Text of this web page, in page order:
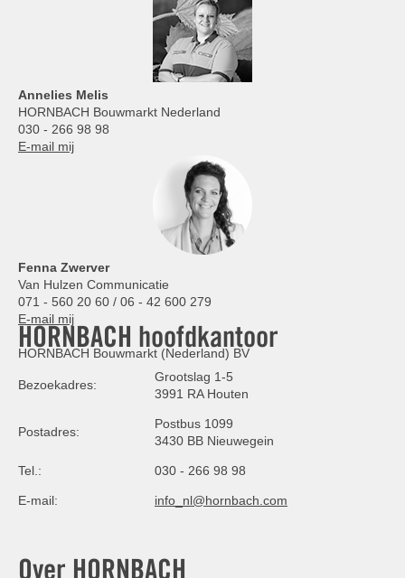
Annelies Melis
HORNBACH Bouwmarkt Nederland
030 - 266 98 98
E-mail mij
Fenna Zwerver
Van Hulzen Communicatie
071 - 560 20 60 / 06 - 42 600 279
E-mail mij
HORNBACH hoofdkantoor
HORNBACH Bouwmarkt (Nederland) BV
Bezoekadres:
Grootslag 1-5
3991 RA Houten
Postadres:
Postbus 1099
3430 BB Nieuwegein
Tel.: 030 - 266 98 98
E-mail: info_nl@hornbach.com
Over HORNBACH